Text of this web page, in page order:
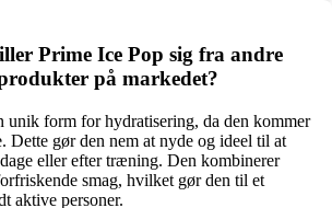
Prime Ice Pop sig fra andre
på markedet?
unik form for hydratisering, da den kommer
Dette gør den nem at nyde og ideel til at
eller efter træning. Den kombinerer
smag, hvilket gør den til et
aktive personer.